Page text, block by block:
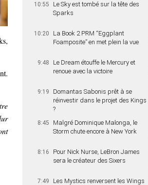
10:55
Le Sky est tombé sur la tête des
Sparks
10:20
La Book 2 PRM “Eggplant
Foamposite” en met plein la vue
9:48
Le Dream étouffe le Mercury et
renoue avec la victoire
9:19
Domantas Sabonis prêt à se
réinvestir dans le projet des Kings
?
8:45
Malgré Dominique Malonga, le
Storm chute encore à New York
8:16
Pour Nick Nurse, LeBron James
sera le créateur des Sixers
7:49
Les Mystics renversent les Wings